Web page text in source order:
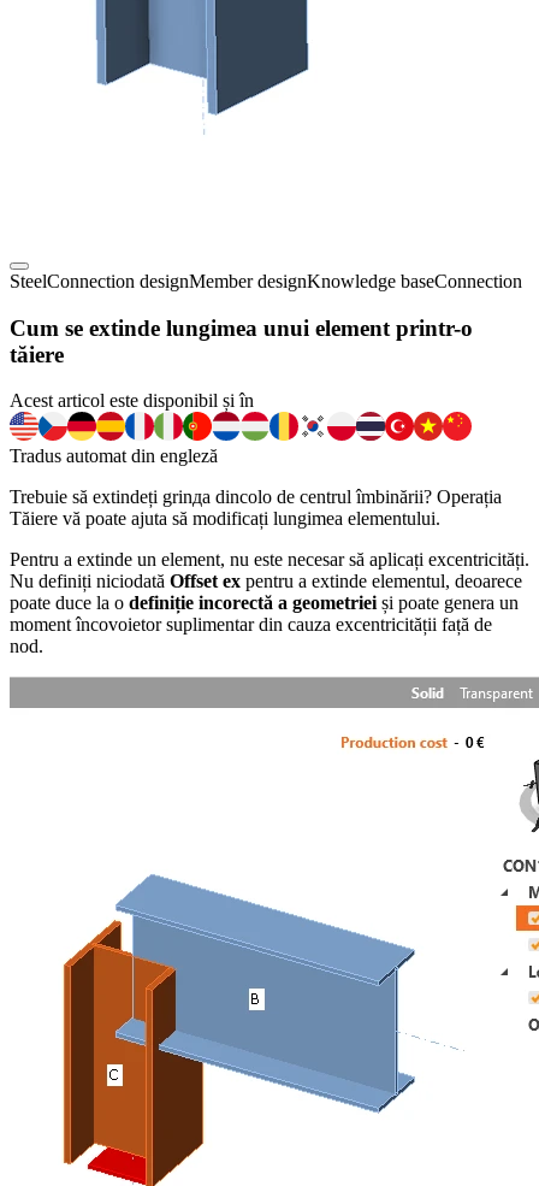
SteelConnection designMember designKnowledge baseConnection
Cum se extinde lungimea unui element printr-o
tăiere
Acest articol este disponibil și în
Tradus automat din engleză
Trebuie să extindeți grinда dincolo de centrul îmbinării? Operația
Tăiere vă poate ajuta să modificați lungimea elementului.
Pentru a extinde un element, nu este necesar să aplicați excentricități.
Nu definiți niciodată Offset ex pentru a extinde elementul, deoarece
poate duce la o definiție incorectă a geometrieiși poate genera un
moment încovoietor suplimentar din cauza excentricității față de
nod.